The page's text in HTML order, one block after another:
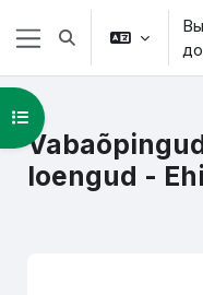
Перейти к основному
Боковая панель
Изменить данные
loengud -
Открыть оглавление